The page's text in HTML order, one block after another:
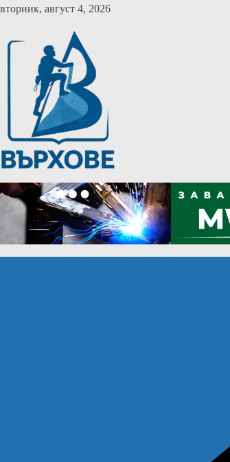
Skip
content
вторник, август 4, 2026